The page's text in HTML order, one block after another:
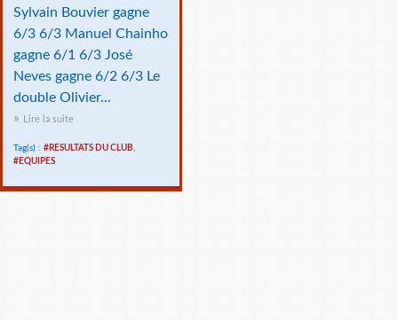
Sylvain Bouvier gagne
6/3 6/3 Manuel Chainho
gagne 6/1 6/3 José
Neves gagne 6/2 6/3 Le
double Olivier...
Lire la suite
Tag(s) : #RESULTATS DU CLUB,
#EQUIPES